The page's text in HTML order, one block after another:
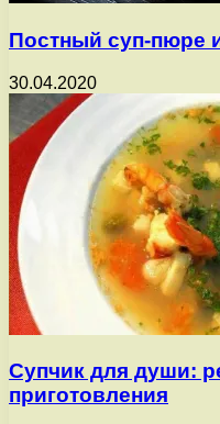
Постный суп-пюре
30.04.2020
Супчик для души:
приготовления